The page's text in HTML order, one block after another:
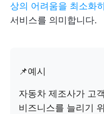
상의 어려움을 최소화
서비스를 의미합니다.
📌예시
자동차 제조사가 고
비즈니스를 늘리기